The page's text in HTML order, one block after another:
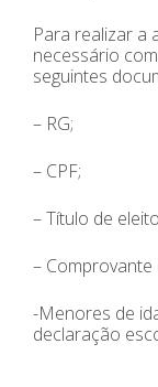
Para realizar a
necessário
seguintes
– RG;
– CPF;
– Título de
– Comprovante
-Menores de
declaração